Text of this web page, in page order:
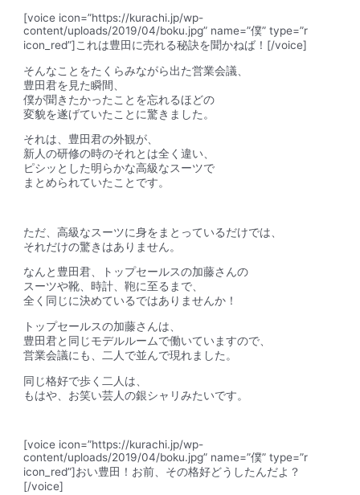
[voice icon=”https://kurachi.jp/wp-
content/uploads/2019/04/boku.jpg” name=”僕” type=”r
icon_red”]これは豊田に売れる秘訣を聞かねば！[/voice]
そんなことをたくらみながら出た営業会議、
豊田君を見た瞬間、
僕が聞きたかったことを忘れるほどの
変貌を遂げていたことに驚きました 。
それは、豊田君の外観が、
新人の研修の時のそれとは全く違い、
ピシッとした明らかな高級なスーツで
まとめられていたことです。
ただ、高級なスーツに身をまとっているだけでは、
それだけの驚きはありません。
なんと豊田君、
トップセールスの加藤さんの
スーツや靴、時計、鞄に至るまで、
全く同じに決めているではありませんか！
トップセールスの加藤さんは、
豊田君と同じモデルルームで働いていますので、
営業会議にも、二人で並んで現れました。
同じ格好で歩く二人は、
もはや、お笑い芸人の銀シャリみたいです。
[voice icon=”https://kurachi.jp/wp-
content/uploads/2019/04/boku.jpg” name=”僕” type=”r
icon_red”]おい豊田！お前、その格好どうしたんだよ？
[/voice]